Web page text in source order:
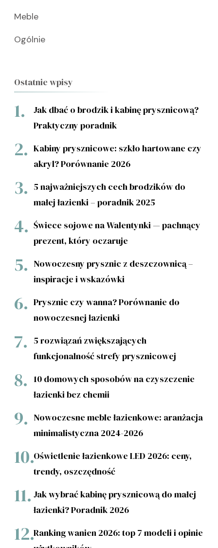
Meble
Ogólnie
Ostatnie wpisy
Jak dbać o brodzik i kabinę prysznicową?
Praktyczny poradnik
Kabiny prysznicowe: szkło hartowane czy
akryl? Porównanie 2026
5 najważniejszych cech brodzików do
małej łazienki – poradnik 2025
Świece sojowe na Walentynki — pachnący
prezent, który oczaruje
Nowoczesny prysznic z deszczownicą –
inspiracje i wskazówki
Prysznic czy wanna? Porównanie do
nowoczesnej łazienki
5 rozwiązań zwiększających
funkcjonalność strefy prysznicowej
10 domowych sposobów na czyszczenie
łazienki bez chemii
Nowoczesne meble łazienkowe: aranżacja
minimalistyczna 2024-2026
Oświetlenie łazienkowe LED 2026: ceny,
trendy, oszczędność
Jak wybrać kabinę prysznicową do małej
łazienki? Poradnik 2026
Ranking wanien 2026: top 7 modeli i opinie